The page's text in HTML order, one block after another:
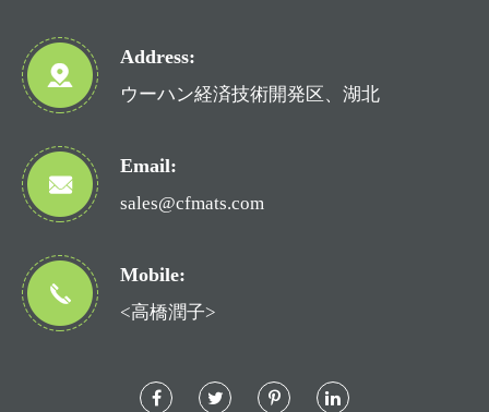
Address:
ウーハン経済技術開発区、湖北
Email:
sales@cfmats.com
Mobile:
<高橋潤子>